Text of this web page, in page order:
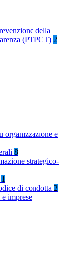
della
(PTPCT) 2
organizzazione e
8
strategico-
1
di condotta 2
imprese